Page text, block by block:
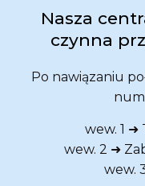
Nasza
czynna
Po nawiązaniu
wew. 1 ➜
wew. 2 ➜
wew.